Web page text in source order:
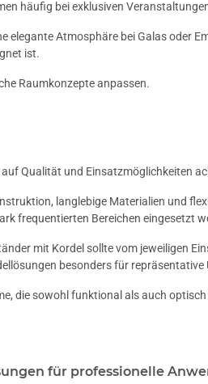
häufig bei exklusiven
elegante Atmosphäre bei Galas oder
ist.
Raumkonzepte anpassen.
Qualität und Einsatzmöglichkeiten
langlebige Materialien und
frequentierten Bereichen eingesetzt
mit Kordel sollte vom jeweiligen
besonders für repräsentative
die sowohl funktional als auch
für professionelle